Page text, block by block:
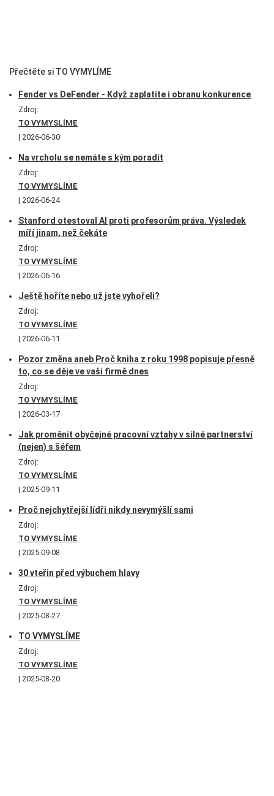
Přečtěte si TO VYMYLÍME
Fender vs DeFender - Když zaplatíte i obranu konkurence
Zdroj:
TO VYMYSLÍME
2026-06-30
Na vrcholu se nemáte s kým poradit
Zdroj:
TO VYMYSLÍME
2026-06-24
Stanford otestoval AI proti profesorům práva. Výsledek
míří jinam, než čekáte
Zdroj:
TO VYMYSLÍME
2026-06-16
Ještě hoříte nebo už jste vyhořeli?
Zdroj:
TO VYMYSLÍME
2026-06-11
Pozor změna aneb Proč kniha z roku 1998 popisuje přesně
to, co se děje ve vaší firmě dnes
Zdroj:
TO VYMYSLÍME
2026-03-17
Jak proměnit obyčejné pracovní vztahy v silné partnerství
(nejen) s šéfem
Zdroj:
TO VYMYSLÍME
2025-09-11
Proč nejchytřejší lídři nikdy nevymýšlí sami
Zdroj:
TO VYMYSLÍME
2025-09-08
30 vteřin před výbuchem hlavy
Zdroj:
TO VYMYSLÍME
2025-08-27
TO VYMYSLÍME
Zdroj:
TO VYMYSLÍME
2025-08-20